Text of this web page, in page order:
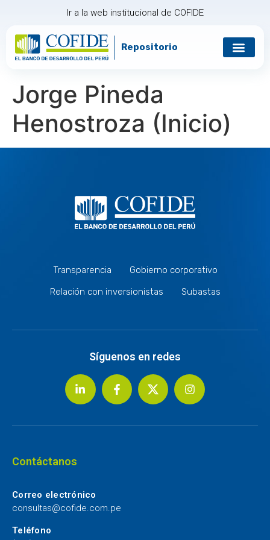
Ir a la web institucional de COFIDE
Repositorio
Jorge Pineda
Henostroza (Inicio)
Transparencia
Gobierno corporativo
Relación con inversionistas
Subastas
Síguenos en redes
Contáctanos
Correo electrónico
consultas@cofide.com.pe
Teléfono